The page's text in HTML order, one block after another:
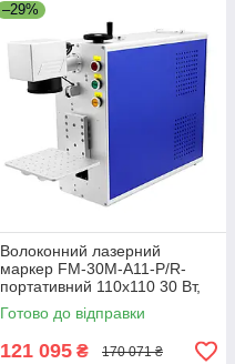
–29%
Волоконний лазерний
маркер FM-30M-A11-P/R-
портативний 110x110 30 Вт,
без підтримки поворотної осі
Готово до відправки
121 095 ₴ 170 071 ₴